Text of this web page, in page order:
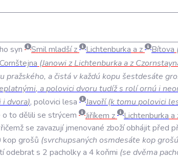
syn Smilmladší z Lichtenburka a z Bítova
Cornštejna (Janowiz Lichtenburkaaz
pražského, ačistá vkaždúkopu šestdesáte
, apolovicidvorutudížs rolíornúi
idvora), polovici lesa Javoří(ktomupolovici
o to dělili se strýcem Jiříkem z Lichtenburka a
se zavazují jmenované zbožíobhájitpřed
kop grošů (svrchupsaných osmdesáte kop
odebrats 2 pacholkya 4 koňmi (se dvěma